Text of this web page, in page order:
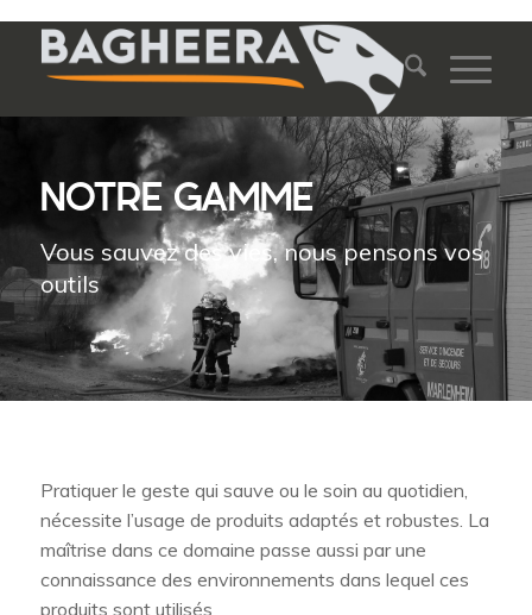
NOTRE GAMME
Vous sauvez des vies, nous pensons vos
outils
Pratiquer le geste qui sauve ou le soin au quotidien,
nécessite l’usage de produits adaptés et robustes. La
maîtrise dans ce domaine passe aussi par une
connaissance des environnements dans lequel ces
produits sont utilisés